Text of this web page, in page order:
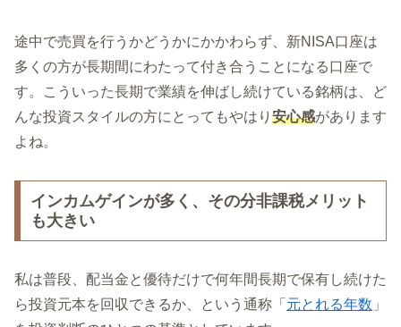
途中で売買を行うかどうかにかかわらず、新NISA口座は
多くの方が長期間にわたって付き合うことになる口座で
す。こういった長期で業績を伸ばし続けている銘柄は、ど
んな投資スタイルの方にとってもやはり 安心感があります
よね。
インカムゲインが多く、その分非課税メリット
も大きい
私は普段、配当金と優待だけで何年間長期で保有し続けた
ら投資元本を回収できるか、という通称「 元とれる年数 」